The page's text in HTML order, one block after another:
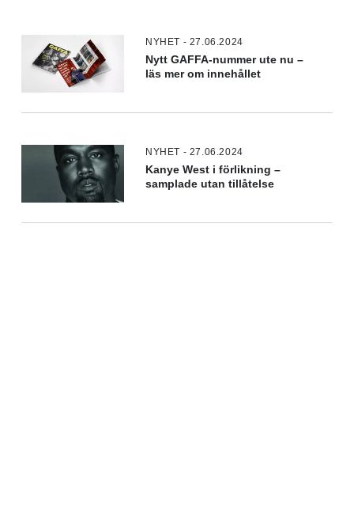
NYHET - 27.06.2024
Nytt GAFFA-nummer ute nu –
läs mer om innehållet
NYHET - 27.06.2024
Kanye West i förlikning –
samplade utan tillåtelse